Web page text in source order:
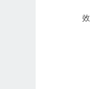
效